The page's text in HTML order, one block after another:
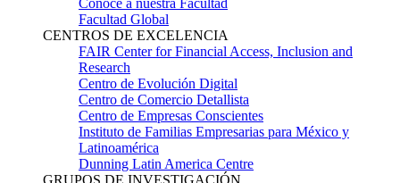
Conoce a nuestra Facultad
Facultad Global
CENTROS DE EXCELENCIA
FAIR Center for Financial Access, Inclusion and
Research
Centro de Evolución Digital
Centro de Comercio Detallista
Centro de Empresas Conscientes
Instituto de Familias Empresarias para México y
Latinoamérica
Dunning Latin America Centre
GRUPOS DE INVESTIGACIÓN